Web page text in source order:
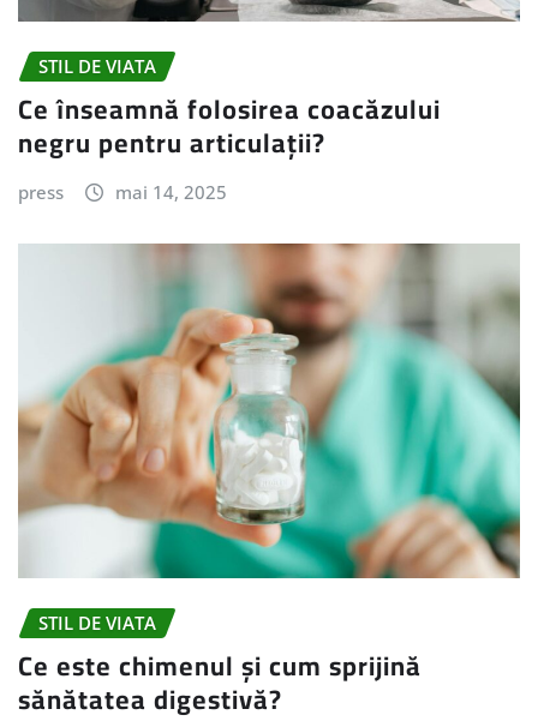
STIL DE VIATA
Ce înseamnă folosirea coacăzului
negru pentru articulații?
press mai 14, 2025
STIL DE VIATA
Ce este chimenul și cum sprijină
sănătatea digestivă?